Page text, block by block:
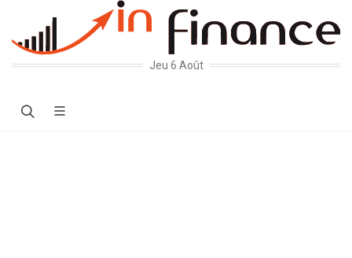
Jeu 6 Août